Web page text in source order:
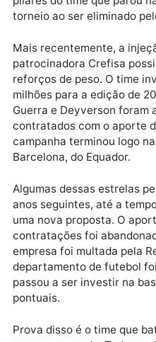
êxito.
O Palmeiras conseguiu
2009 com a ajuda da
Souza, Cleiton Xavier e
pilares do time que
torneio ao ser eliminado
Mais recentemente, a
reforços de peso. O
milhões para a edição
Guerra e Deyverson
contratados com o
campanha terminou
Barcelona, do Equador.
anos seguintes, até a